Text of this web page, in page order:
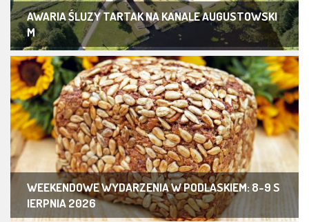
AWARIA ŚLUZY TARTAK NA KANALE AUGUSTOWSKI
M
WEEKENDOWE WYDARZENIA W PODLASKIEM: 8-9 S
IERPNIA 2026